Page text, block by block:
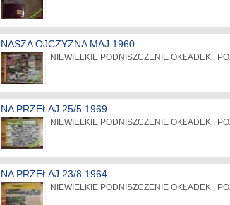
NASZA OJCZYZNA MAJ 1960
NIEWIELKIE PODNISZCZENIE OKŁADEK ,
NA PRZEŁAJ 25/5 1969
NIEWIELKIE PODNISZCZENIE OKŁADEK ,
NA PRZEŁAJ 23/8 1964
NIEWIELKIE PODNISZCZENIE OKŁADEK ,